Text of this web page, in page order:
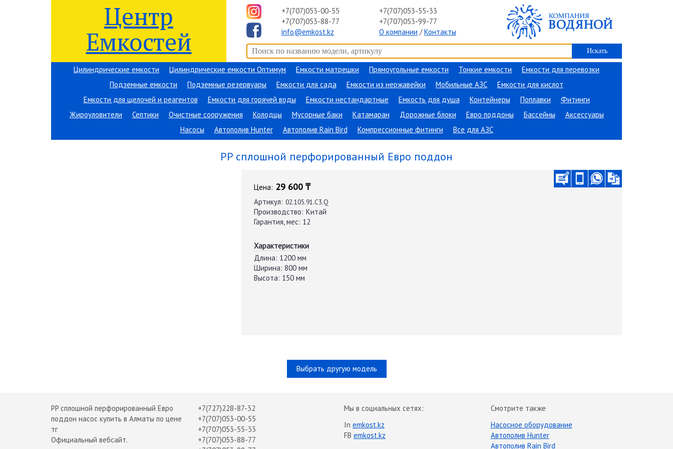
Центр
Емкостей
+7(707)053-00-55
+7(707)053-88-77
info@emkost.kz
+7(707)053-55-33
+7(707)053-99-77
О компании /Контакты
Цилиндрические емкости Цилиндрические емкости Оптимум Емкости матрешки Прямоугольные емкости Тонкие емкости
Емкости для перевозки
Подземные емкости
Подземные резервуары Емкости для сада Емкости из нержавейки Мобильные АЗС
Емкости для кислот
Емкости для щелочей и реагентов
Емкости для горячей воды Емкости нестандартные Емкость для душа Контейнеры Поплавки
Фитинги
Жироуловители
Септики Очистные сооружения Колодцы Мусорные баки Катамаран Дорожные блоки Евро поддоны Бассейны
Аксессуары
Насосы
Автополив Hunter Автополив Rain Bird Компрессионные фитинги Все для АЗС
Емкостное оборудование→Евро поддоны→PP сплошной перфорированный
PP сплошной перфорированный Евро поддон
Цена: 29 600 ₸
Артикул: 02.105.91.С3.Q
Производство: Китай
Гарантия, мес: 12
Характеристики
Длина: 1200 мм
Ширина: 800 мм
Высота: 150 мм
Выбрать другую модель
PP сплошной перфорированный Евро
поддон насос купить в Алматы по цене
тг
Официальный вебсайт.
+7(727)228-87-32
+7(707)053-00-55
+7(707)053-55-33
+7(707)053-88-77
Мы в социальных сетях:
In emkost.kz
FB emkost.kz
Смотрите также
Насосное оборудование
Автополив Hunter
Автополив Rain Bird